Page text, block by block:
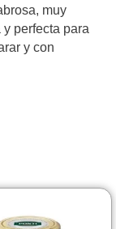
muy
perfecta para
y con